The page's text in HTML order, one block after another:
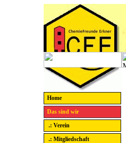
Home
Das sind wir
.: Verein
.: Mitgliedschaft